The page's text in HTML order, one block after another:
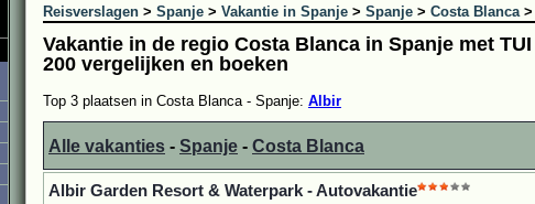
Reisverslagen > Spanje > Vakantie in Spanje > Spanje > Costa Blanca>
Vakantie in de regio Costa Blanca in Spanje met
200 vergelijken en boeken
Top 3 plaatsen in Costa Blanca - Spanje: Albir
Alle vakanties - Spanje - Costa Blanca
Albir Garden Resort & Waterpark - Autovakantie